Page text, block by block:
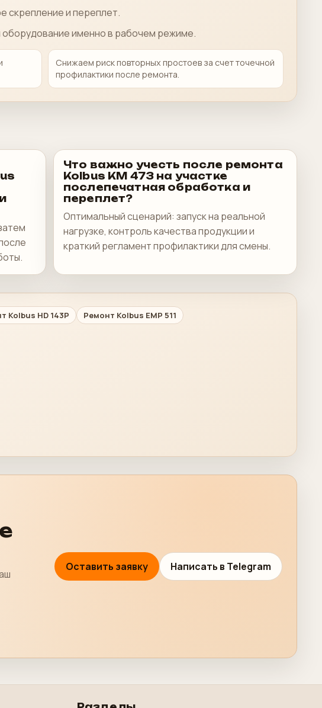
скрепление и переплет.
оборудование именно в рабочем режиме.
Снижаем риск повторных простоев за счет точечной
профилактики после ремонта.
Что важно учесть после ремонта
Kolbus KM 473 на участке
послепечатная обработка и
переплет?
Оптимальный сценарий: запуск на реальной
нагрузке, контроль качества продукции и
краткий регламент профилактики для смены.
Kolbus HD 143P Ремонт Kolbus EMP 511
Оставить заявку Написать в Telegram